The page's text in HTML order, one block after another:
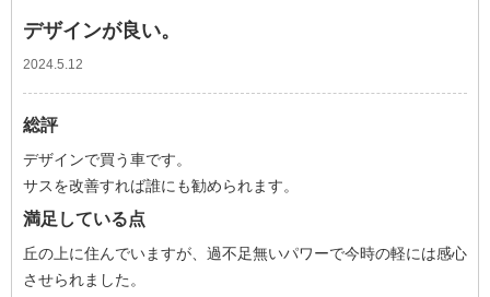
デザインが良い。
2024.5.12
総評
デザインで買う車です。
サスを改善すれば誰にも勧められます。
満足している点
丘の上に住んでいますが、過不足無いパワーで今時の軽には感心
させられました。